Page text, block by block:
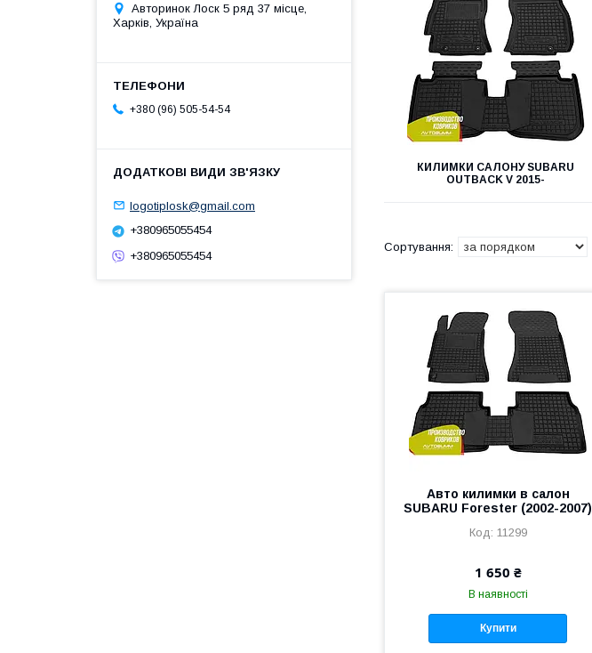
КИЛИМКИ САЛОНУ SUBARU
OUTBACK V 2015-
Авто килимки в салон
SUBARU Forester (2002-2007)
11299
1 650 ₴
В наявності
Купити
Авторинок Лоск 5 ряд 37 місце,
Харків, Україна
+380 (96) 505-54-54
logotiplosk@gmail.com
+380965055454
+380965055454